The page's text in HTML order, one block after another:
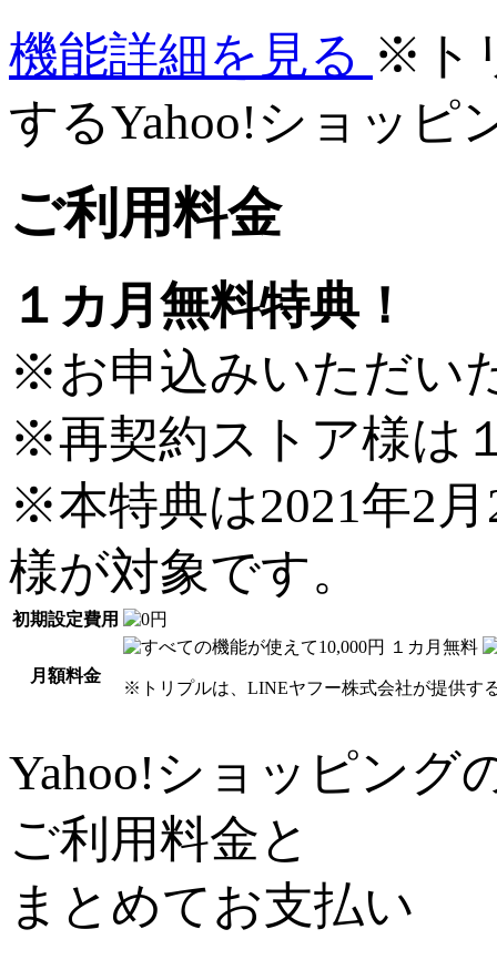
機能詳細を見る ※ト
するYahoo!ショッピ
ご利用料金
１カ月無料特典！
※お申込みいただい
※再契約ストア様は
※本特典は2021年2
様が対象です。
初期設定費用
月額料金
※トリプルは、LINEヤフー株式会社が提供す
Yahoo!ショッピング
ご利用料金と
まとめてお支払い